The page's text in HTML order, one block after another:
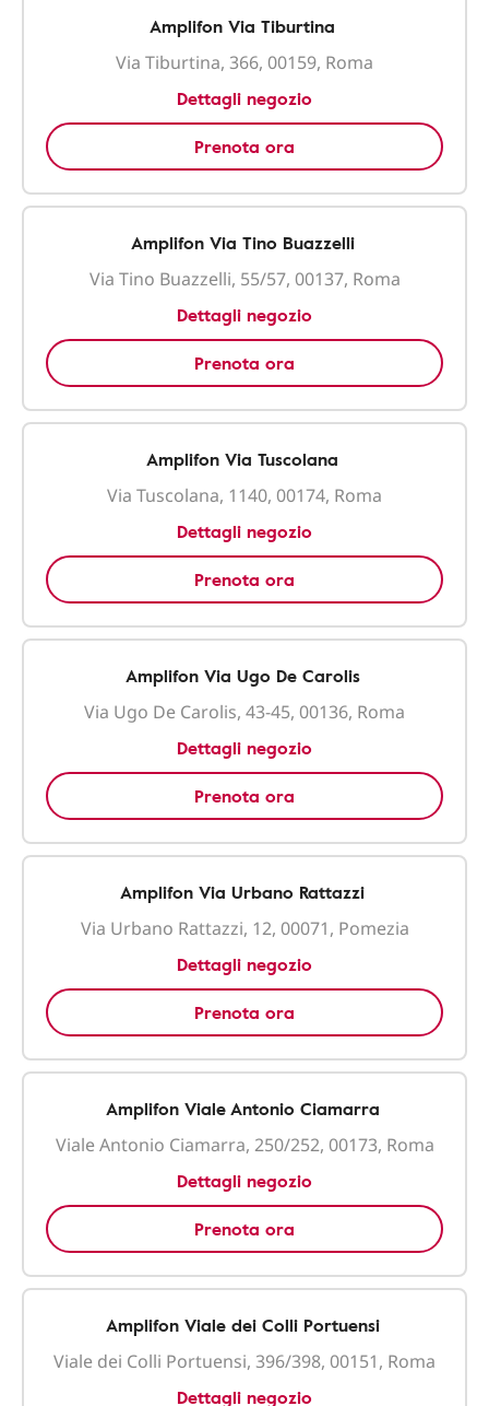
Amplifon Via Tiburtina
Via Tiburtina, 366, 00159, Roma
Dettagli negozio
Prenota ora
Amplifon Via Tino Buazzelli
Via Tino Buazzelli, 55/57, 00137, Roma
Dettagli negozio
Prenota ora
Amplifon Via Tuscolana
Via Tuscolana, 1140, 00174, Roma
Dettagli negozio
Prenota ora
Amplifon Via Ugo De Carolis
Via Ugo De Carolis, 43-45, 00136, Roma
Dettagli negozio
Prenota ora
Amplifon Via Urbano Rattazzi
Via Urbano Rattazzi, 12, 00071, Pomezia
Dettagli negozio
Prenota ora
Amplifon Viale Antonio Ciamarra
Viale Antonio Ciamarra, 250/252, 00173, Roma
Dettagli negozio
Prenota ora
Amplifon Viale dei Colli Portuensi
Viale dei Colli Portuensi, 396/398, 00151, Roma
Dettagli negozio